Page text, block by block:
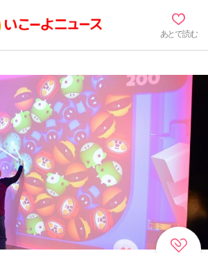
あとで読む